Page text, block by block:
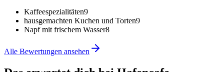
Kaffeespezialitäten9
hausgemachten Kuchen und Torten9
Napf mit frischem Wasser8
Alle Bewertungen ansehen